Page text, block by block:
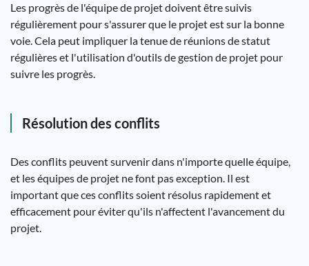
Les progrès de l'équipe de projet doivent être suivis
régulièrement pour s'assurer que le projet est sur la bonne
voie. Cela peut impliquer la tenue de réunions de statut
régulières et l'utilisation d'outils de gestion de projet pour
suivre les progrès.
Résolution des conflits
Des conflits peuvent survenir dans n'importe quelle équipe,
et les équipes de projet ne font pas exception. Il est
important que ces conflits soient résolus rapidement et
efficacement pour éviter qu'ils n'affectent l'avancement du
projet.